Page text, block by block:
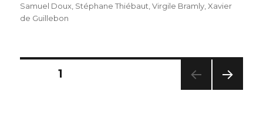
Samuel Doux Stéphane Thiébaut ,Virgile Bramly ,Xavier
de Guillebon
Seitennummerierung
SEITE1